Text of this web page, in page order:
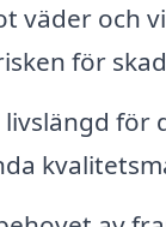
väder och
för
livslängd för